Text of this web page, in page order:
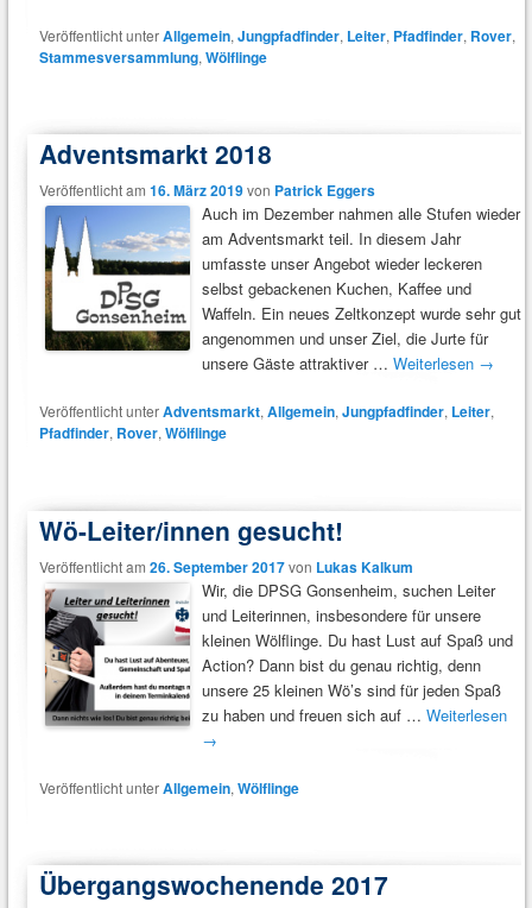
Veröffentlicht unterAllgemein,Jungpfadfinder, Leiter, Pfadfinder, Rover,
Stammesversammlung,Wölflinge
Adventsmarkt 2018
Veröffentlicht am16. März 2019von Patrick Eggers
Auch im Dezember nahmen alle Stufen wieder
am Adventsmarkt teil. In diesem Jahr
umfasste unser Angebot wieder leckeren
selbst gebackenen Kuchen, Kaffee und
Waffeln. Ein neues Zeltkonzept wurde sehr gut
angenommen und unser Ziel, die Jurte für
unsere Gäste attraktiver … Weiterlesen →
Veröffentlicht unterAdventsmarkt,Allgemein,Jungpfadfinder, Leiter,
Pfadfinder, Rover,Wölflinge
Wö-Leiter/innen gesucht!
Veröffentlicht am26. September 2017von Lukas Kalkum
Wir, die DPSG Gonsenheim, suchen Leiter
und Leiterinnen, insbesondere für unsere
kleinen Wölflinge. Du hast Lust auf Spaß und
Action? Dann bist du genau richtig, denn
unsere 25 kleinen Wö’s sind für jeden Spaß
zu haben und freuen sich auf … Weiterlesen
→
Veröffentlicht unterAllgemein,Wölflinge
Übergangswochenende 2017